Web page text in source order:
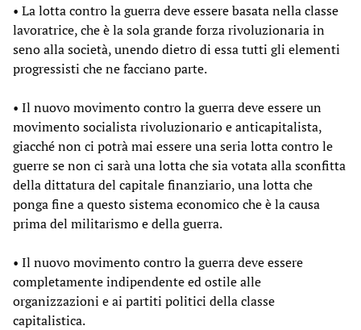
• La lotta contro la guerra deve essere basata nella classe
lavoratrice, che è la sola grande forza rivoluzionaria in
seno alla società, unendo dietro di essa tutti gli elementi
progressisti che ne facciano parte.
• Il nuovo movimento contro la guerra deve essere un
movimento socialista rivoluzionario e anticapitalista,
giacché non ci potrà mai essere una seria lotta contro le
guerre se non ci sarà una lotta che sia votata alla sconfitta
della dittatura del capitale finanziario, una lotta che
ponga fine a questo sistema economico che è la causa
prima del militarismo e della guerra.
• Il nuovo movimento contro la guerra deve essere
completamente indipendente ed ostile alle
organizzazioni e ai partiti politici della classe
capitalistica.